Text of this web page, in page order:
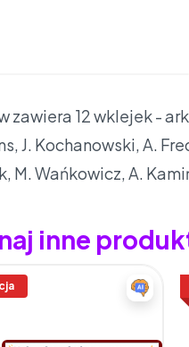
zawiera 12 wklejek -
J. Kochanowski, A.
M. Wańkowicz, A.
inne